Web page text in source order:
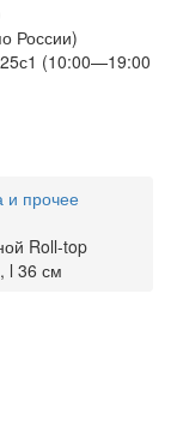
России)
(10:00—19:00
и прочее
Roll-top
l 36 см